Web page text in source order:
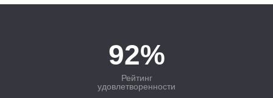
Рейтинг
удовлетворенности
92%